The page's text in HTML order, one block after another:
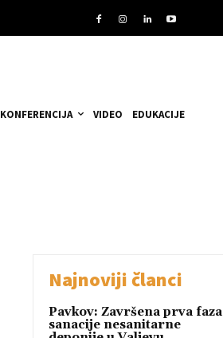
KONFERENCIJA VIDEO EDUKACIJE
Najnoviji članci
Pavkov: Završena prva faza
sanacije nesanitarne